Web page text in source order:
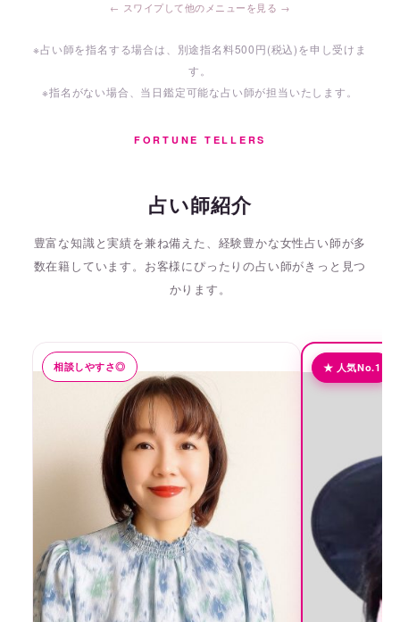
※占い師を指名する場合は、別途指名料500円(税込)を申し受けま
す。
※指名がない場合、当日鑑定可能な占い師が担当いたします。
FORTUNE TELLERS
占い師紹介
豊富な知識と実績を兼ね備えた、経験豊かな女性占い師が多
数在籍しています。 お客様にぴったりの占い師がきっと見つ
かります。
相談しやすさ◎ ★ 人気No.1